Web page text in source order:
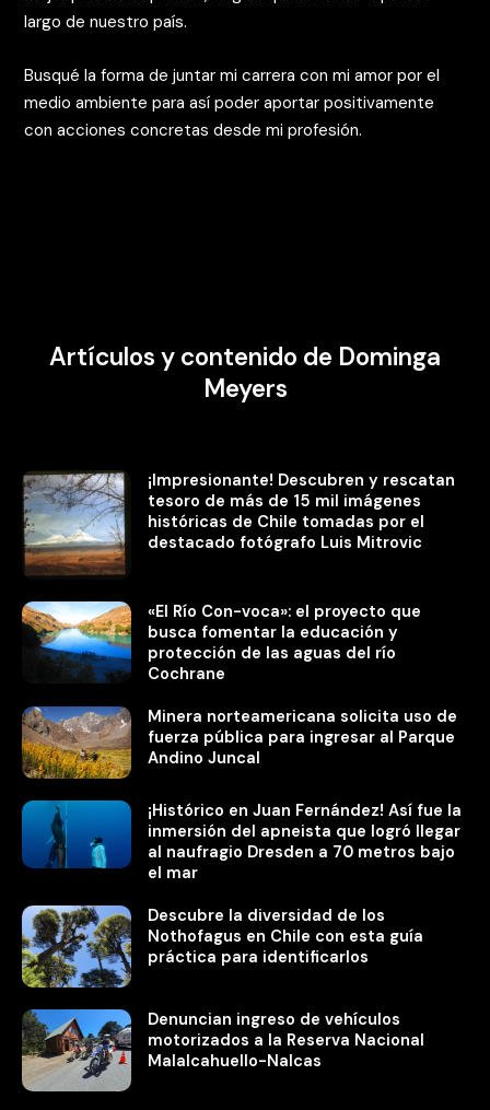
largo de nuestro país.
Busqué la forma de juntar mi carrera con mi amor por el
medio ambiente para así poder aportar positivamente
con acciones concretas desde mi profesión.
Artículos y contenido de Dominga
Meyers
¡Impresionante! Descubren y rescatan
tesoro de más de 15 mil imágenes
históricas de Chile tomadas por el
destacado fotógrafo Luis Mitrovic
«El Río Con-voca»: el proyecto que
busca fomentar la educación y
protección de las aguas del río
Cochrane
Minera norteamericana solicita uso de
fuerza pública para ingresar al Parque
Andino Juncal
¡Histórico en Juan Fernández! Así fue la
inmersión del apneista que logró llegar
al naufragio Dresden a 70 metros bajo
el mar
Descubre la diversidad de los
Nothofagus en Chile con esta guía
práctica para identificarlos
Denuncian ingreso de vehículos
motorizados a la Reserva Nacional
Malalcahuello-Nalcas